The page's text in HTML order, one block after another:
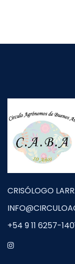
CRISÓLOGO
+54 9 11 6257-